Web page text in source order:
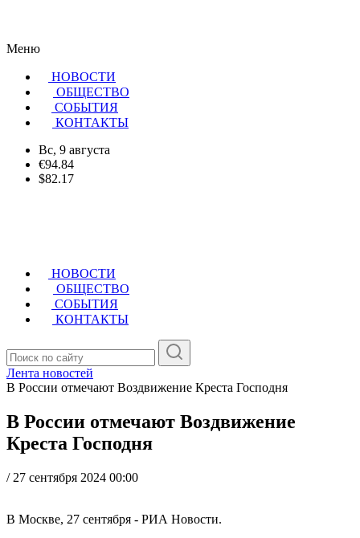
Меню
НОВОСТИ
ОБЩЕСТВО
CОБЫТИЯ
КОНТАКТЫ
Вс, 9 августа
€94.84
$82.17
НОВОСТИ
ОБЩЕСТВО
СОБЫТИЯ
КОНТАКТЫ
Лента новостей
В России отмечают Воздвижение Креста Господня
В России отмечают Воздвижение
Креста Господня
/ 27 сентября 2024 00:00
В Москве, 27 сентября - РИА Новости.